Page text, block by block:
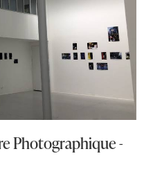
Photographique -